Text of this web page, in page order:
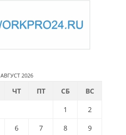
АВГУСТ 2026
ЧТ ПТ СБ
ВС
1
2
6 7 8
9